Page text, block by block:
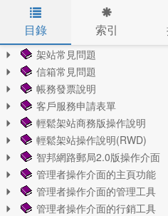
Skip to main content
目錄 索引
架站常見問題
信箱常見問題
帳務發票說明
客戶服務申請表單
輕鬆架站商務版操作說明
輕鬆架站操作說明(RWD)
智邦網路郵局2.0版操作介面
管理者操作介面的主頁功能
管理者操作介面的管理工具
管理者操作介面的行銷工具